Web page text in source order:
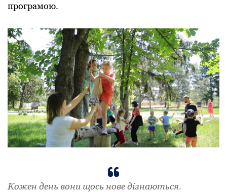
програмою.
Кожен день вони щось нове дізнаються.